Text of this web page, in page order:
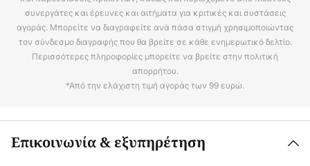
συνεργάτες και έρευνες και αιτήματα για κριτικές και συστάσεις
αγοράς. Μπορείτε να διαγραφείτε ανά πάσα στιγμή χρησιμοποιώντας
τον σύνδεσμο διαγραφής που θα βρείτε σε κάθε ενημερωτικό δελτίο.
Περισσότερες πληροφορίες μπορείτε να βρείτε στην πολιτική
απορρήτου.
*Από την ελάχιστη τιμή αγοράς των 99 ευρώ.
Επικοινωνία & εξυπηρέτηση